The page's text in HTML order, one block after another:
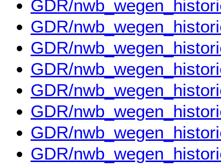
GDR/
GDR/
GDR/
GDR/
GDR/
GDR/
GDR/
GDR/